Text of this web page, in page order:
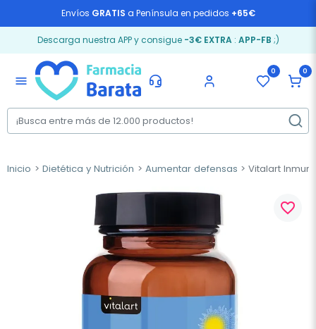
Envíos GRATIS a Península en pedidos +65€
Descarga nuestra APP y consigue -3€ EXTRA: APP-FB ;)
menu
0 0
Inicio Dietética y Nutrición Aumentar defensas Vitalart
favorite_border